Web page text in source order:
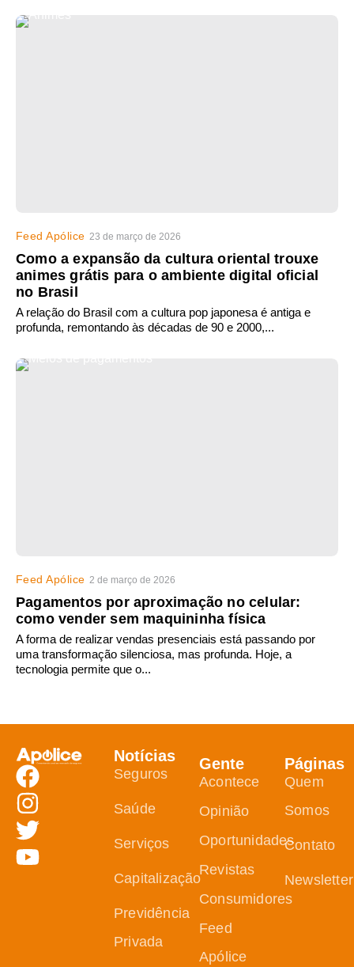
Feed Apólice 23 de março de 2026
Como a expansão da cultura oriental trouxe
animes grátis para o ambiente digital oficial
no Brasil
A relação do Brasil com a cultura pop japonesa é antiga e
profunda, remontando às décadas de 90 e 2000,...
Feed Apólice 2 de março de 2026
Pagamentos por aproximação no celular:
como vender sem maquininha física
A forma de realizar vendas presenciais está passando por
uma transformação silenciosa, mas profunda. Hoje, a
tecnologia permite que o...
Notícias
Seguros
Saúde
Serviços
Capitalização
Previdência
Privada
Gente
Acontece
Opinião
Oportunidades
Revistas
Consumidores
Feed
Apólice
Páginas
Quem
Somos
Contato
Newsletter